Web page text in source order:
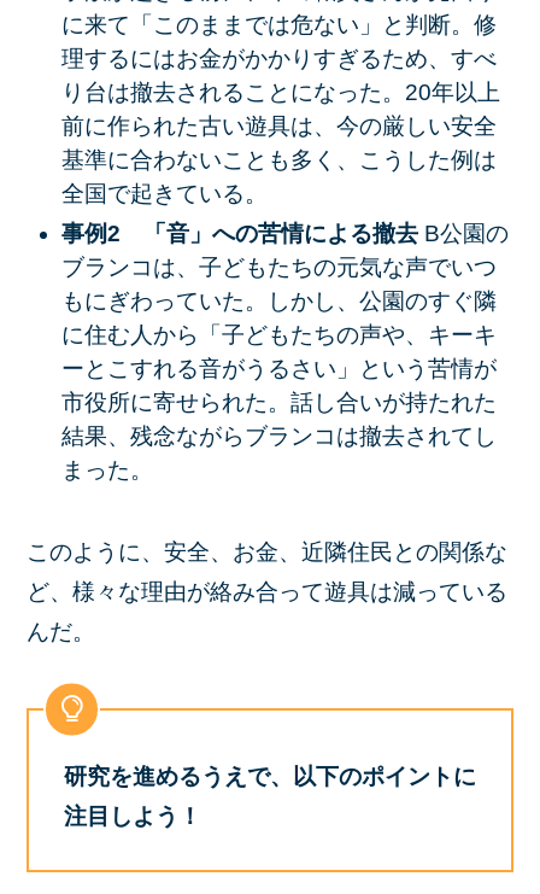
に来て「このままでは危ない」と判断。修
理するにはお金がかかりすぎるため、すべ
り台は撤去されることになった。20年以上
前に作られた古い遊具は、今の厳しい安全
基準に合わないことも多く、こうした例は
全国で起きている。
事例2 「音」への苦情による撤去B公園の
ブランコは、子どもたちの元気な声でいつ
もにぎわっていた。しかし、公園のすぐ隣
に住む人から「子どもたちの声や、キーキ
ーとこすれる音がうるさい」という苦情が
市役所に寄せられた。話し合いが持たれた
結果、残念ながらブランコは撤去されてし
まった。
このように、安全、お金、近隣住民との関係な
ど、様々な理由が絡み合って遊具は減っている
んだ。
研究を進めるうえで、以下のポイントに
注目しよう！